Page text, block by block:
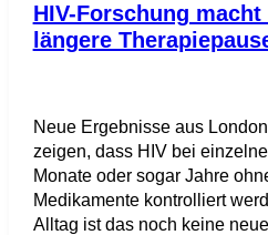
HIV-Forschung
längere
Neue Ergebnisse aus
zeigen, dass HIV bei
Monate oder sogar Jahre
Medikamente kontrolliert
Alltag ist das noch keine